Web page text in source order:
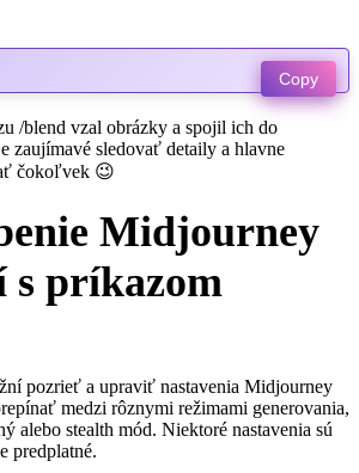
Copy
/blend vzal obrázky a spojil ich do
zaujímavé sledovať detaily a hlavne
čokoľvek 😉
Midjourney
s príkazom
pozrieť a upraviť nastavenia Midjourney
medzi rôznymi režimami generovania,
alebo stealth mód. Niektoré nastavenia sú
predplatné.